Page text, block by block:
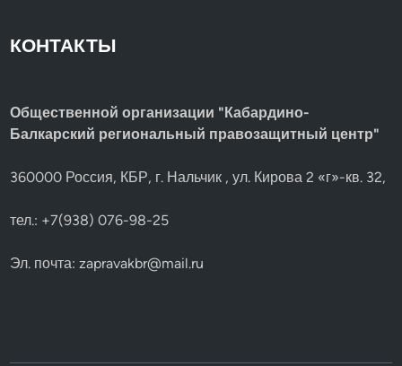
КОНТАКТЫ
Общественной организации "Кабардино-
Балкарский региональный правозащитный центр"
360000 Россия, КБР, г. Нальчик , ул. Кирова 2 «г»-кв. 32,
тел.: +7(938) 076-98-25
Эл. почта:zapravakbr@mail.ru